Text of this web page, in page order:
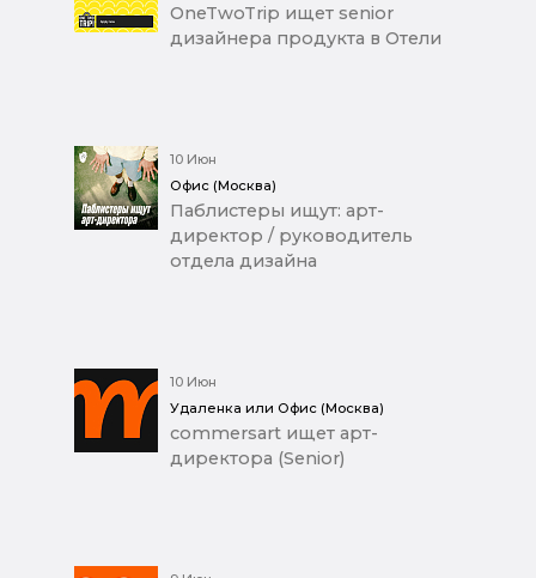
OneTwoTrip ищет senior
дизайнера продукта в Отели
10 Июн
Офис (Москва)
Паблистеры ищут: арт-
директор / руководитель
отдела дизайна
10 Июн
Удаленка или Офис (Москва)
commersart ищет арт-
директора (Senior)